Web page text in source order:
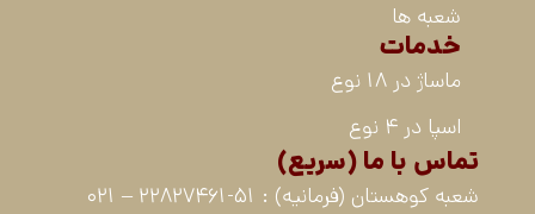
شعبه ها
خدمات
ماساژ در 18 نوع
اسپا در 4 نوع
تماس با ما (سریع)
شعبه کوهستان (فرمانیه) : 51-22827461 – 021